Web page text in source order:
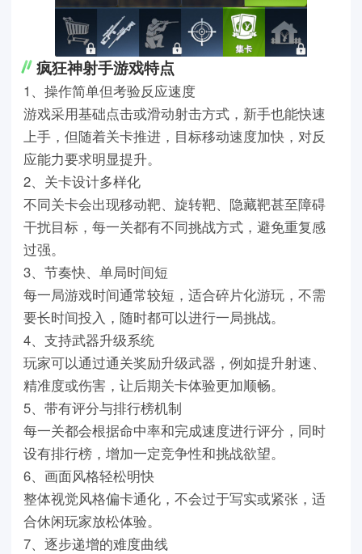
疯狂神射手游戏特点
1、操作简单但考验反应速度
游戏采用基础点击或滑动射击方式，新手也能快速
上手，但随着关卡推进，目标移动速度加快，对反
应能力要求明显提升。
2、关卡设计多样化
不同关卡会出现移动靶、旋转靶、隐藏靶甚至障碍
干扰目标，每一关都有不同挑战方式，避免重复感
过强。
3、节奏快、单局时间短
每一局游戏时间通常较短，适合碎片化游玩，不需
要长时间投入，随时都可以进行一局挑战。
4、支持武器升级系统
玩家可以通过通关奖励升级武器，例如提升射速、
精准度或伤害，让后期关卡体验更加顺畅。
5、带有评分与排行榜机制
每一关都会根据命中率和完成速度进行评分，同时
设有排行榜，增加一定竞争性和挑战欲望。
6、画面风格轻松明快
整体视觉风格偏卡通化，不会过于写实或紧张，适
合休闲玩家放松体验。
7、逐步递增的难度曲线